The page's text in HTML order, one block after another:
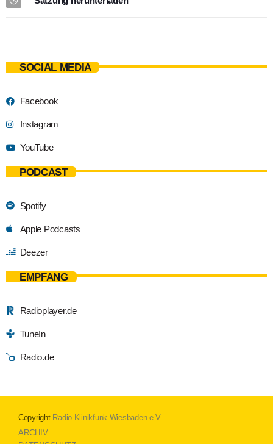
SOCIAL MEDIA
Facebook
Instagram
YouTube
PODCAST
Spotify
Apple Podcasts
Deezer
EMPFANG
Radioplayer.de
TuneIn
Radio.de
Copyright Radio Klinikfunk Wiesbaden e.V.
ARCHIV